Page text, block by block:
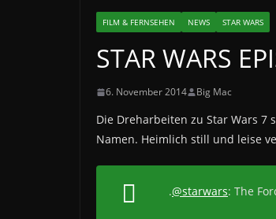
FILM & FERNSEHEN NEWS STAR WARS
STAR WARS
6. November 2014 Big Mac
Die Dreharbeiten zu Star Wars
Namen. Heimlich still und leise
.@starwars: The